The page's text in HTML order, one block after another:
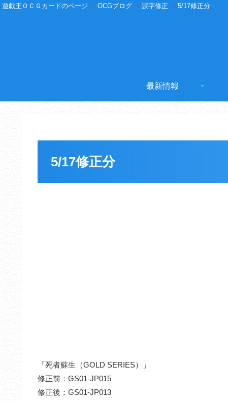
遊戯王ＯＣＧカードのページ OCGブログ 誤字修正 5/17修正分
最新情報
5/17修正分
「死者蘇生（GOLD SERIES）」
修正前：GS01-JP015
修正後：GS01-JP013